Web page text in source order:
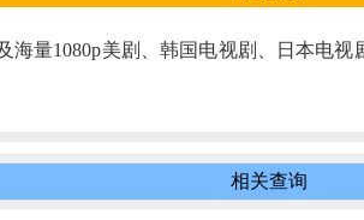
量1080p美剧、韩国电视剧、日本电
相关查询